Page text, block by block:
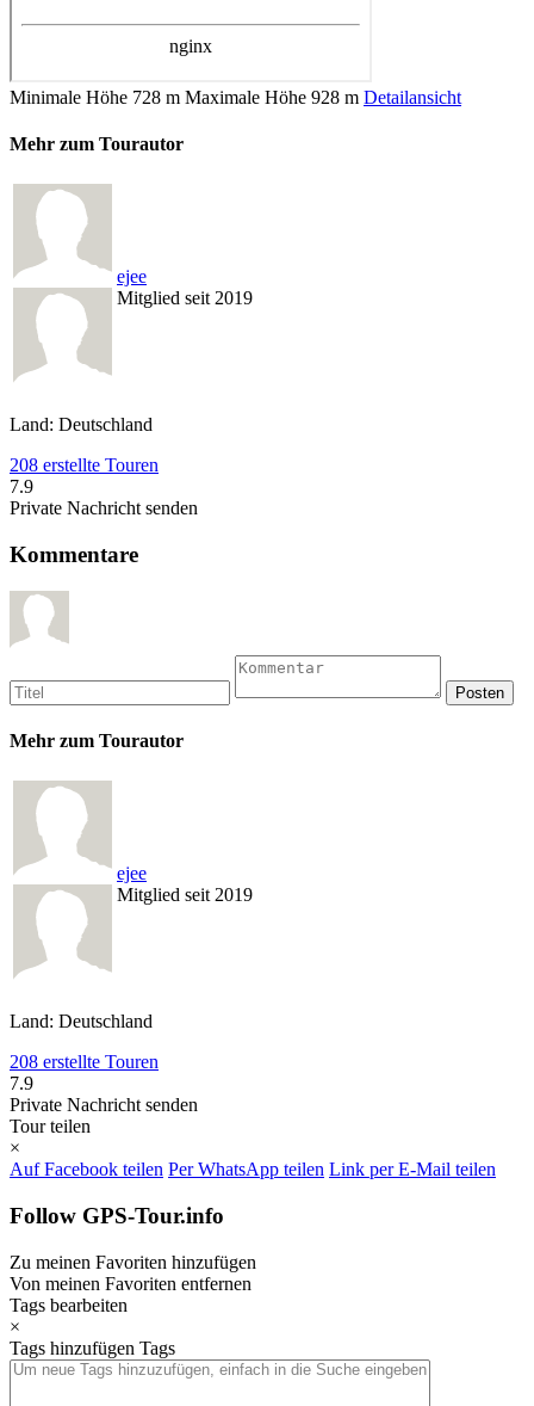
Minimale Höhe 728 m Maximale Höhe 928 m Detailansicht
Mehr zum Tourautor
ejee
Mitglied seit 2019
Land: Deutschland
208 erstellte Touren
7.9
Private Nachricht senden
Kommentare
Mehr zum Tourautor
ejee
Mitglied seit 2019
Land: Deutschland
208 erstellte Touren
7.9
Private Nachricht senden
Tour teilen
×
Auf Facebook teilen Per WhatsApp teilen Link per E-Mail teilen
Follow GPS-Tour.info
Zu meinen Favoriten hinzufügen
Von meinen Favoriten entfernen
Tags bearbeiten
×
Tags hinzufügen Tags